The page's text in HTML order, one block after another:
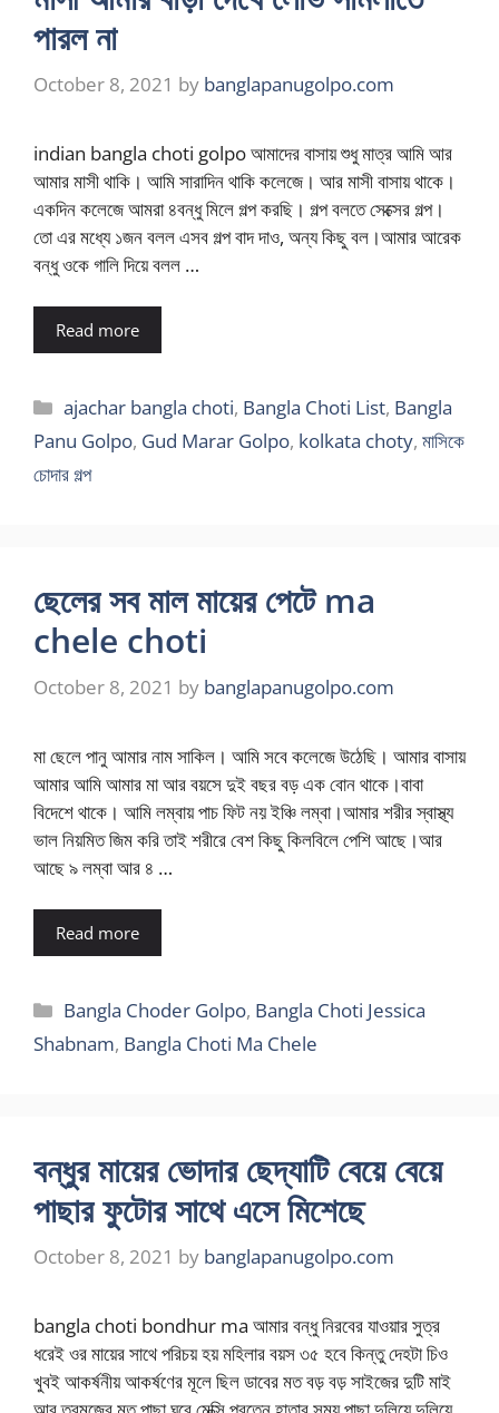
পারল না
October 8, 2021 by banglapanugolpo.com
indian bangla choti golpo আমাদের বাসায় শুধু মাত্র আমি আর
আমার মাসী থাকি। আমি সারাদিন থাকি কলেজে। আর মাসী বাসায় থাকে।
একদিন কলেজে আমরা ৪বন্ধু মিলে গল্প করছি। গল্প বলতে সেক্সের গল্প।
তো এর মধ্যে ১জন বলল এসব গল্প বাদ দাও, অন্য কিছু বল।আমার আরেক
বন্ধু ওকে গালি দিয়ে বলল …
Read more
Categories
ajachar bangla choti, Bangla Choti List, Bangla
Panu Golpo, Gud Marar Golpo, kolkata choty, মাসিকে
চোদার গল্প
ছেলের সব মাল মায়ের পেটে ma
chele choti
October 8, 2021 by banglapanugolpo.com
মা ছেলে পানু আমার নাম সাকিল। আমি সবে কলেজে উঠেছি। আমার বাসায়
আমার আমি আমার মা আর বয়সে দুই বছর বড় এক বোন থাকে।বাবা
বিদেশে থাকে। আমি লম্বায় পাচ ফিট নয় ইঞ্চি লম্বা।আমার শরীর স্বাস্থ্য
ভাল নিয়মিত জিম করি তাই শরীরে বেশ কিছু কিলবিলে পেশি আছে।আর
আছে ৯ লম্বা আর ৪ …
Read more
Categories
Bangla Choder Golpo, Bangla Choti Jessica
Shabnam, Bangla Choti Ma Chele
বন্ধুর মায়ের ভোদার ছেদ্যাটি বেয়ে বেয়ে
পাছার ফুটোর সাথে এসে মিশেছে
October 8, 2021 by banglapanugolpo.com
bangla choti bondhur ma আমার বন্ধু নিরবের যাওয়ার সুত্র
ধরেই ওর মায়ের সাথে পরিচয় হয় মহিলার বয়স ৩৫ হবে কিন্তু দেহটা চিও
খুবই আকর্ষনীয় আকর্ষণের মূলে ছিল ডাবের মত বড় বড় সাইজের দুটি মাই